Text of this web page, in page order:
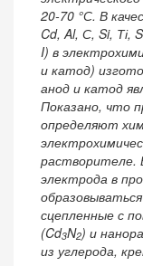
20-70 °С. В
Cd, Al, С, Si, Ті,
I) в
и катод)
анод и катод
Показано, что
определяют
растворителе.
электрода в
сцепленные с
(Cd3N2) и
из углерода,